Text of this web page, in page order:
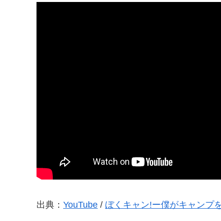
出典： YouTube / ぼくキャン!ー僕がキャンプ